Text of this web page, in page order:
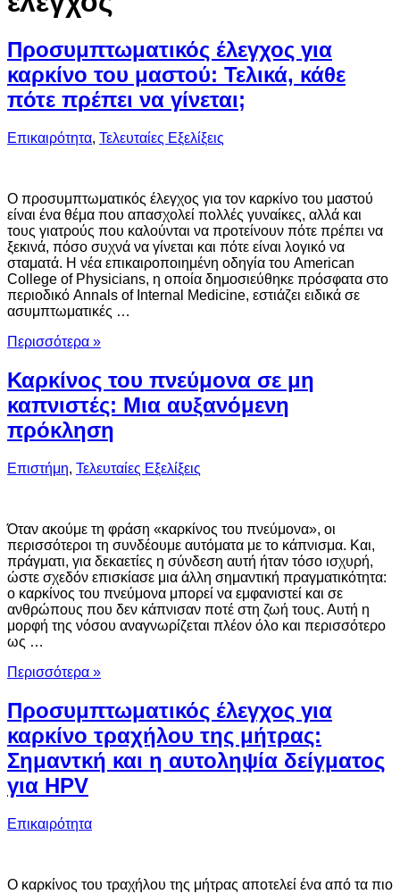
Προσυμπτωματικός έλεγχος για
καρκίνο του μαστού: Τελικά, κάθε
πότε πρέπει να γίνεται;
Επικαιρότητα, Τελευταίες Εξελίξεις
Ο προσυμπτωματικός έλεγχος για τον καρκίνο του μαστού
είναι ένα θέμα που απασχολεί πολλές γυναίκες, αλλά και
τους γιατρούς που καλούνται να προτείνουν πότε πρέπει να
ξεκινά, πόσο συχνά να γίνεται και πότε είναι λογικό να
σταματά. Η νέα επικαιροποιημένη οδηγία του American
College of Physicians, η οποία δημοσιεύθηκε πρόσφατα στο
περιοδικό Annals of Internal Medicine, εστιάζει ειδικά σε
ασυμπτωματικές …
Περισσότερα »
Καρκίνος του πνεύμονα σε μη
καπνιστές: Μια αυξανόμενη
πρόκληση
Επιστήμη, Τελευταίες Εξελίξεις
Όταν ακούμε τη φράση «καρκίνος του πνεύμονα», οι
περισσότεροι τη συνδέουμε αυτόματα με το κάπνισμα. Και,
πράγματι, για δεκαετίες η σύνδεση αυτή ήταν τόσο ισχυρή,
ώστε σχεδόν επισκίασε μια άλλη σημαντική πραγματικότητα:
ο καρκίνος του πνεύμονα μπορεί να εμφανιστεί και σε
ανθρώπους που δεν κάπνισαν ποτέ στη ζωή τους. Αυτή η
μορφή της νόσου αναγνωρίζεται πλέον όλο και περισσότερο
ως …
Περισσότερα »
Προσυμπτωματικός έλεγχος για
καρκίνο τραχήλου της μήτρας:
Σημαντκή και η αυτοληψία δείγματος
για HPV
Επικαιρότητα
Ο καρκίνος του τραχήλου της μήτρας αποτελεί ένα από τα πιο